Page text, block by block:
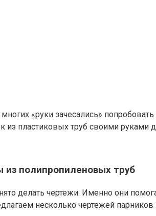
«руки зачесались»
пластиковых труб своими руками
из полипропиленовых труб
делать чертежи. Именно они
несколько чертежей